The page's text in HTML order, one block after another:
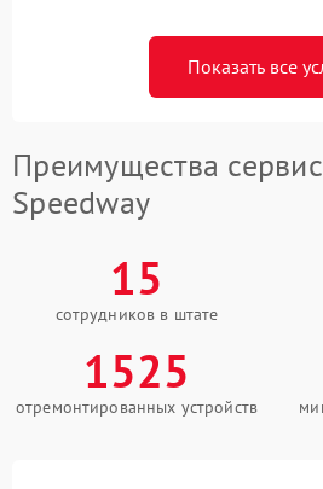
Показать все
Преимущества
Speedway
15
сотрудников в штате
1525
отремонтированных устройств